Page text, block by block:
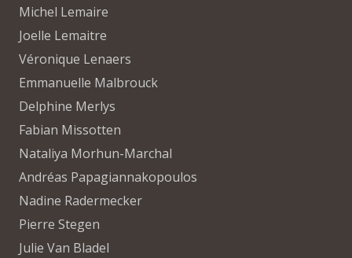
Michel Lemaire
Joelle Lemaitre
Véronique Lenaers
Emmanuelle Malbrouck
Delphine Merlys
Fabian Missotten
Nataliya Morhun-Marchal
Andréas Papagiannakopoulos
Nadine Radermecker
Pierre Stegen
Julie Van Bladel